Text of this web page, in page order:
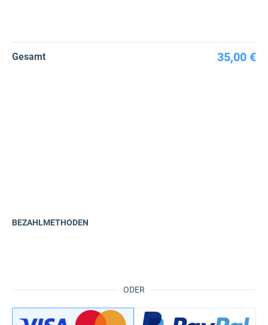
Gesamt 35,00 €
ODER
BEZAHLMETHODEN